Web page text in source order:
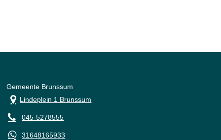
Gemeente Brunssum
Lindeplein 1 Brunssum
045-5278555
31648165933